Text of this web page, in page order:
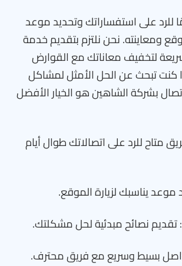
للرد على استفساراتك وتحديد موعد
ومعاينته. نحن نلتزم بتقديم خدمة
لتخفيف معاناتك مع القوارض
كنت تبحث عن الحل الأمثل لمشاكل
بشركة الشاهين هو الخيار الأفضل
متاح للرد على اتصالاتك طوال أيام
يناسبك لزيارة الموقع.
تقديم نصائح مبدئية لحل مشكلتك.
بسيط وسريع مع فريق محترف.